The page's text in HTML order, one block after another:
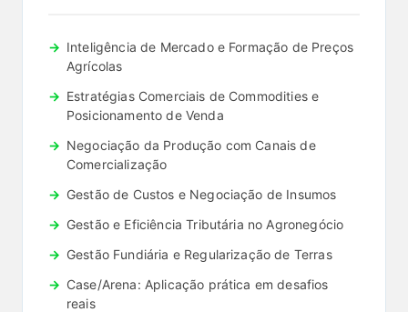
Inteligência de Mercado e Formação de Preços
Agrícolas
Estratégias Comerciais de Commodities e
Posicionamento de Venda
Negociação da Produção com Canais de
Comercialização
Gestão de Custos e Negociação de Insumos
Gestão e Eficiência Tributária no Agronegócio
Gestão Fundiária e Regularização de Terras
Case/Arena: Aplicação prática em desafios
reais